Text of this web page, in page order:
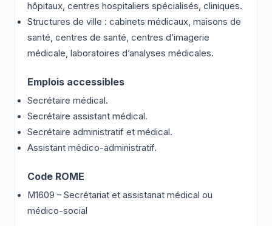
hôpitaux, centres hospitaliers spécialisés, cliniques.
Structures de ville : cabinets médicaux, maisons de
santé, centres de santé, centres d’imagerie
médicale, laboratoires d’analyses médicales.
Emplois accessibles
Secrétaire médical.
Secrétaire assistant médical.
Secrétaire administratif et médical.
Assistant médico-administratif.
Code ROME
M1609 – Secrétariat et assistanat médical ou
médico-social